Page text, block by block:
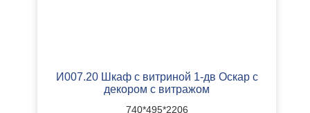
И007.20 Шкаф с витриной 1-дв Оскар с
декором с витражом
740*495*2206